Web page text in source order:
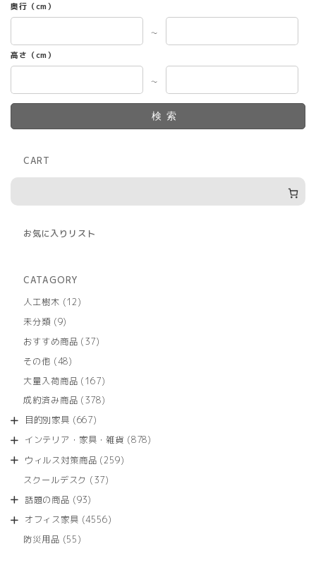
奥行（cm）
～
高さ（cm）
～
検索
CART
お気に入りリスト
CATAGORY
人工樹木
1212
商
未分類 99
の
商
おすすめ商品 3737
商
その他 4848
の
商
大量入荷商品 167167
の
成約済み商品 378378
商
目的別家具 667667
の
商
インテリア・家具・雑貨 878878
ウィルス対策商品 259259
スクールデスク 3737
商
話題の商品 9393
の
オフィス家具 45564556
防災用品 5555